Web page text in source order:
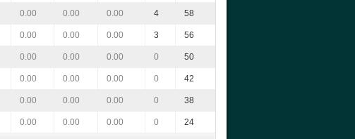
0.00 0.00 0.00 4 58
0.00 0.00 0.00 3 56
0.00 0.00 0.00 0 50
0.00 0.00 0.00 0 42
0.00 0.00 0.00 0 38
0.00 0.00 0.00 0 24